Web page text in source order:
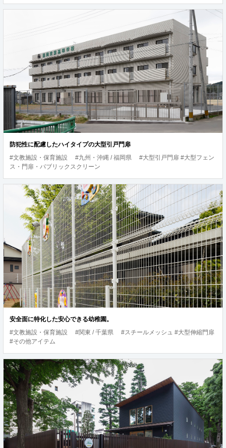
防犯性に配慮したハイタイプの大型引戸門扉
#文教施設・保育施設
#九州・沖縄 / 福岡県
#大型引戸門扉 #大型フェン
ス・門扉・パブリックスクリーン
安全面に特化した安心できる幼稚園。
#文教施設・保育施設
#関東 / 千葉県
#スチールメッシュ #大型伸縮門扉
#その他アイテム